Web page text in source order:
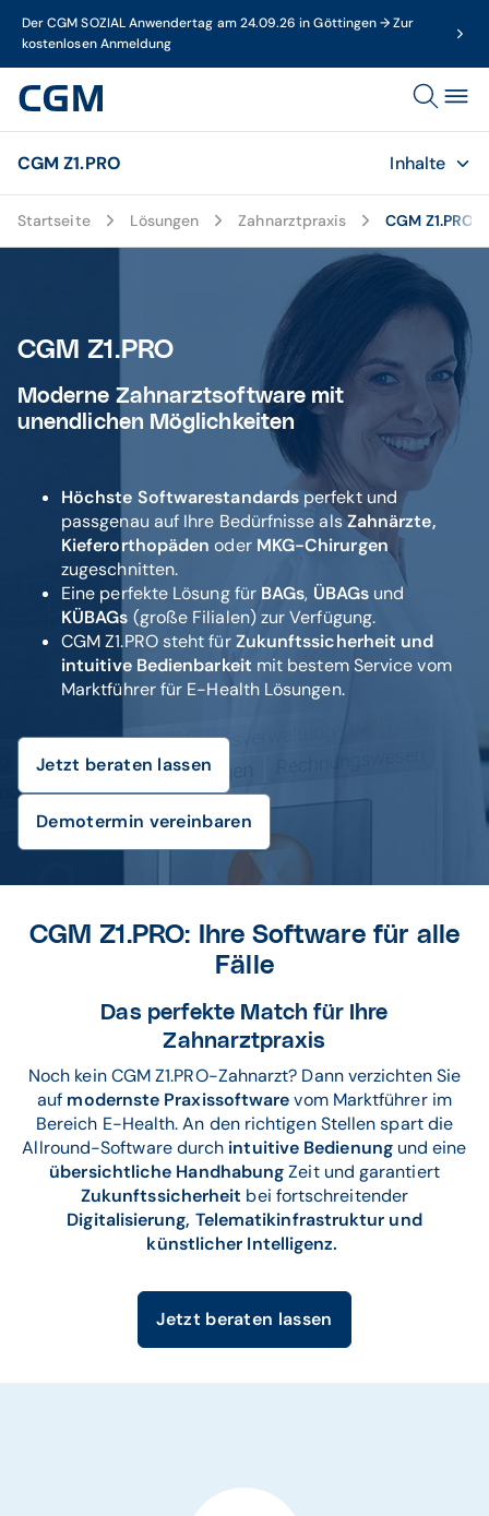
Der CGM SOZIAL Anwendertag am 24.09.26 in Göttingen → Zur
kostenlosen Anmeldung
CGM Z1.PRO Inhalte
Startseite Lösungen Zahnarztpraxis CGM Z1.PRO
CGM Z1.PRO
Moderne Zahnarztsoftware mit
unendlichen Möglichkeiten
Höchste Softwarestandardsperfekt und
passgenau auf Ihre Bedürfnisse alsZahnärzte,
Kieferorthopäden oderMKG-Chirurgen
zugeschnitten.
Eine perfekte Lösung für BAGs, ÜBAGsund
KÜBAGs (große Filialen) zur Verfügung.
CGM Z1.PRO steht fürZukunftssicherheit und
intuitive Bedienbarkeit mit bestem Service vom
Marktführer für E-Health Lösungen.
Jetzt beraten lassen
Demotermin vereinbaren
CGM Z1.PRO: Ihre Software für alle
Fälle
Das perfekte Match für Ihre
Zahnarztpraxis
Noch kein CGM Z1.PRO-Zahnarzt? Dann verzichten Sie
auf modernste Praxissoftwarevom Marktführer im
Bereich E-Health. An den richtigen Stellen spart die
Allround-Software durch intuitive Bedienungund eine
übersichtliche HandhabungZeit und garantiert
Zukunftssicherheit bei fortschreitender
Digitalisierung, Telematikinfrastruktur und
künstlicher Intelligenz.
Jetzt beraten lassen